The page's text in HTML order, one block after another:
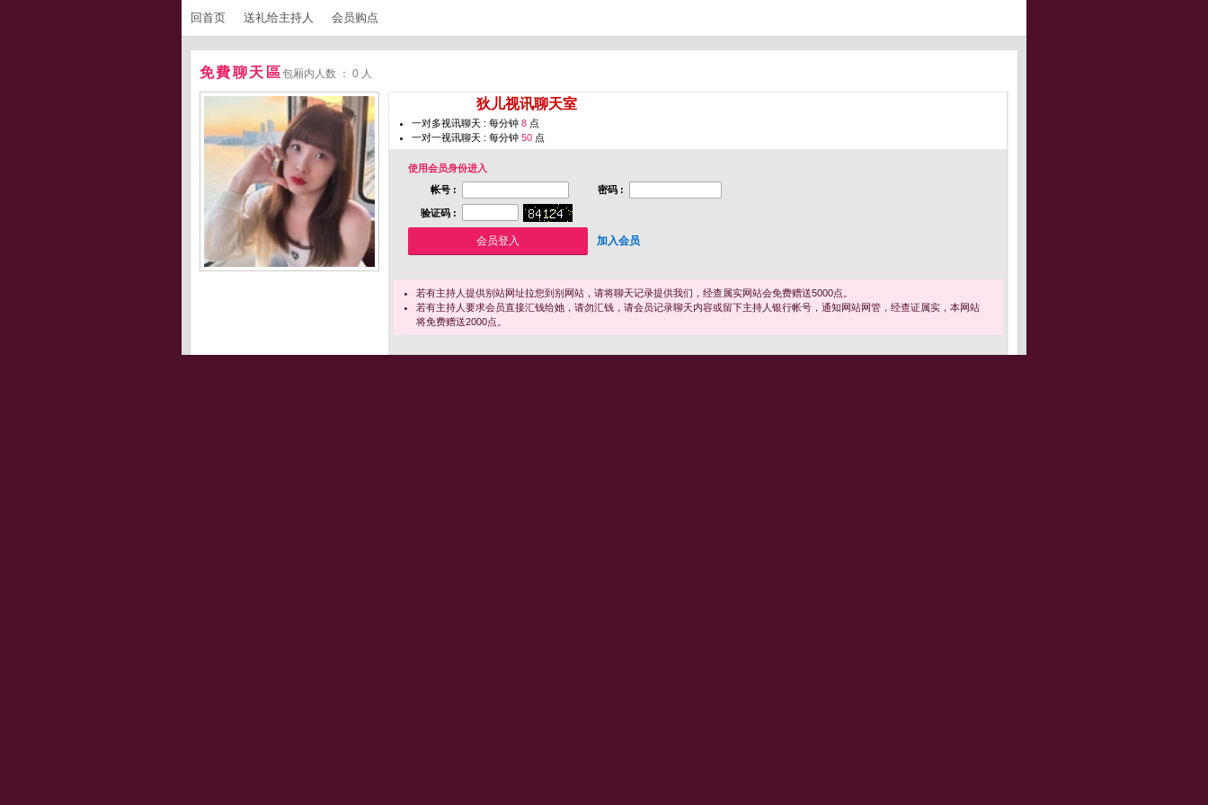
回首页 送礼给主持人 会员购点
免費聊天區包厢内人数 ： 0 人
狄儿视讯聊天室
一对多视讯聊天 : 每分钟 8 点
一对一视讯聊天 : 每分钟 50 点
使用会员身份进入
帐号 :
密码 :
验证码 :
加入会员
若有主持人提供别站网址拉您到别网站，请将聊天记录提供我们，经查属实网站会免费赠送5000点。
若有主持人要求会员直接汇钱给她，请勿汇钱，请会员记录聊天内容或留下主持人银行帐号，通知网站网管，经查证属实，本网站
将免费赠送2000点。